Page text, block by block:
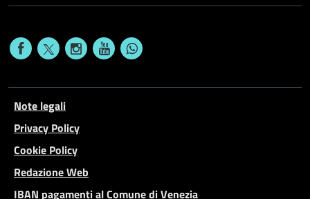
Note legali
Privacy Policy
Cookie Policy
Redazione Web
IBAN pagamenti al Comune di Venezia